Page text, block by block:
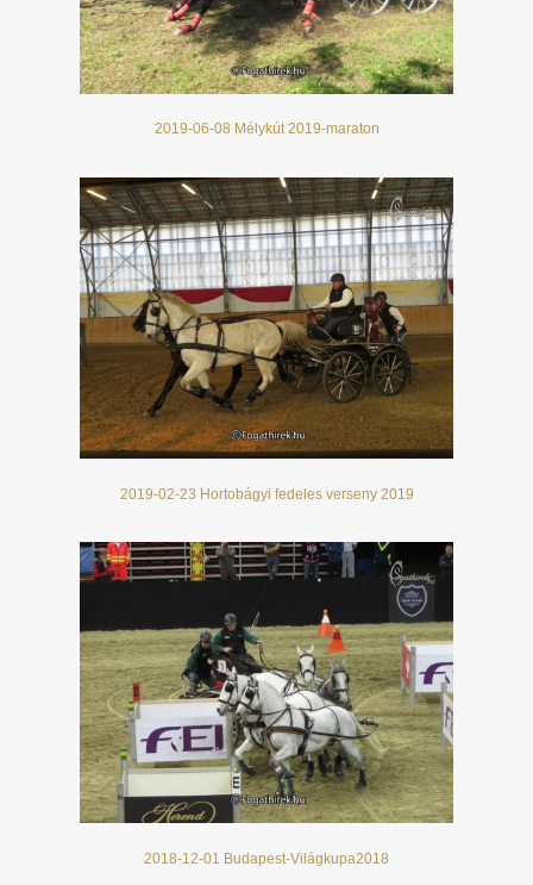
2019-06-08 Mélykút 2019-maraton
2019-02-23 Hortobágyi fedeles verseny 2019
2018-12-01 Budapest-Világkupa2018